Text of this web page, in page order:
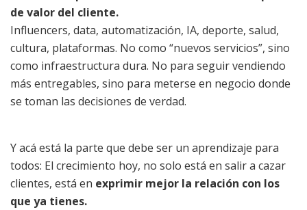
de valor del cliente.
Influencers, data, automatización, IA, deporte, salud,
cultura, plataformas. No como “nuevos servicios”, sino
como infraestructura dura. No para seguir vendiendo
más entregables, sino para meterse en negocio donde
se toman las decisiones de verdad.
Y acá está la parte que debe ser un aprendizaje para
todos: El crecimiento hoy, no solo está en salir a cazar
clientes, está en exprimir mejor la relación con los
que ya tienes.